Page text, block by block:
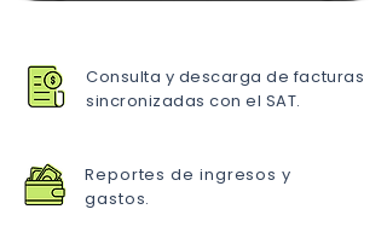
Consulta y descarga de facturas
sincronizadas con el SAT.
Reportes de ingresos y
gastos.